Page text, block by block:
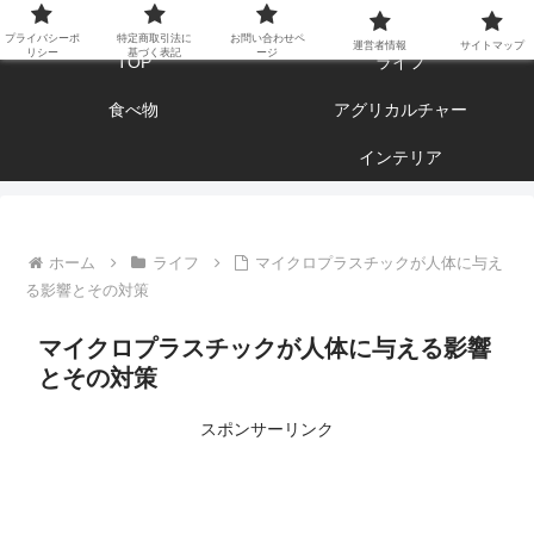
エンジョイ ブログライフ
TOP ライフ
食べ物 アグリカルチャー
インテリア
ホーム ライフ
マイクロプラスチックが人体に与え
る影響とその対策
マイクロプラスチックが人体に与える影響
とその対策
スポンサーリンク
プライバシーポ
リシー
特定商取引法に
基づく表記
お問い合わせペ
ージ
運営者情報 サイトマップ